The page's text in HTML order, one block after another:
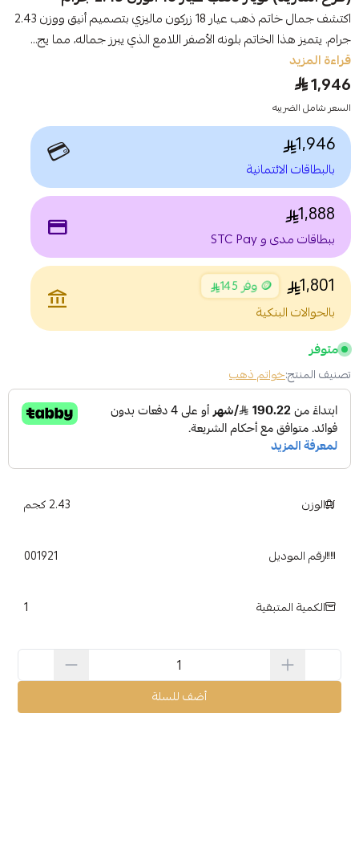
اكتشف جمال خاتم ذهب عيار 18 زركون ماليزي بتصميم أنيق ووزن 2.43
جرام. يتميز هذا الخاتم بلونه الأصفر اللامع الذي يبرز جماله، مما يج...
قراءة المزيد
1,946
السعر شامل الضريبه
1,946
بالبطاقات الائتمانية 💳
1,888
ببطاقات مدى و STC Pay payment
1,801 🪙 وفر 145
بالحوالات البنكية
account_balance
متوفر
تصنيف المنتج:خواتم ذهب
الوزن 2.43 كجم
رقم الموديل 001921
الكمية المتبقية 1
أضف للسلة